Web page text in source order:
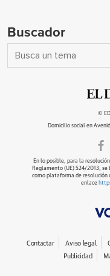
Buscador
©
Domicilio social en
En lo posible, para la
Reglamento (UE) 524/2013, se
como plataforma de resolución
enlace
Contactar Aviso legal
Publicidad